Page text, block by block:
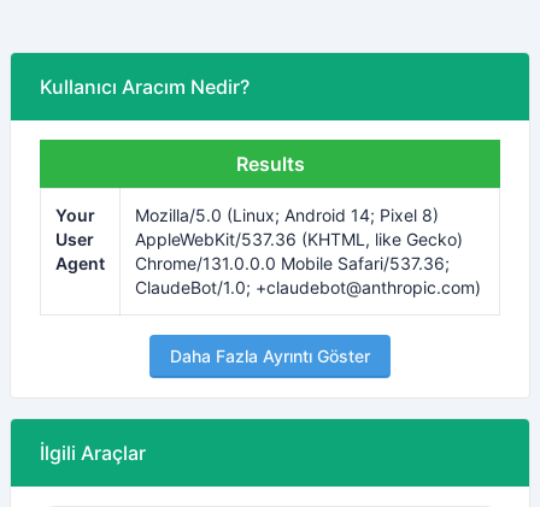
Kullanıcı Aracım Nedir?
Results
Your
User
Agent
Mozilla/5.0 (Linux; Android 14; Pixel 8)
AppleWebKit/537.36 (KHTML, like Gecko)
Chrome/131.0.0.0 Mobile Safari/537.36;
ClaudeBot/1.0; +claudebot@anthropic.com)
Daha Fazla Ayrıntı Göster
İlgili Araçlar